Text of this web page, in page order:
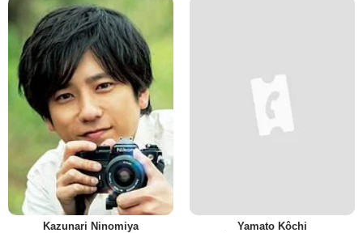
Kazunari Ninomiya Yamato Kôchi